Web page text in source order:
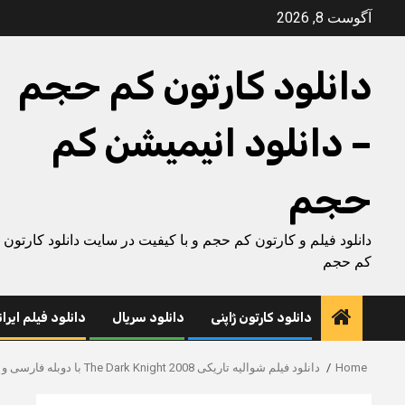
آگوست 8, 2026
دانلود کارتون کم حجم
– دانلود انیمیشن کم
حجم
دانلود فیلم و کارتون کم حجم و با کیفیت در سایت دانلود کارتون
کم حجم
دانلود کارتون ژاپنی دانلود سریال دانلود فیلم
Home دانلود فیلم شوالیه تاریکی The Dark Knight 2008 با دوبله فارسی و کیفیت HD